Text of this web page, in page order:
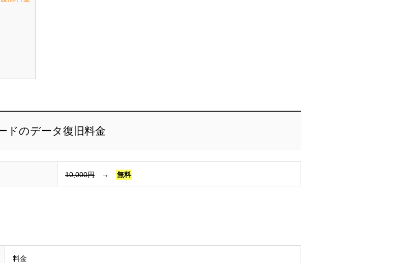
ドのデータ復旧料金
10,000円 → 無料
料金